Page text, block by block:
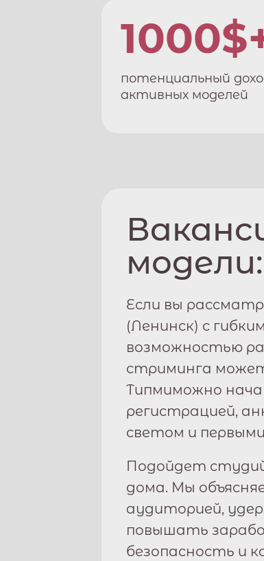
потенциальный
активных моделей
модели:
Если вы
(Ленинск) с
возможностью
стриминга
Типмиможно
регистрацией,
светом и
Подойдет
дома. Мы
аудиторией,
повышать
безопасность и